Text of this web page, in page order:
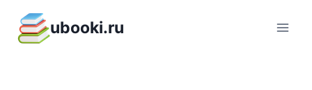
содержимому
ubooki.ru